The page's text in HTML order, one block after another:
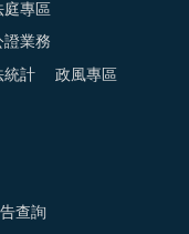
庭專區
證業務
統計 政風專區
查詢